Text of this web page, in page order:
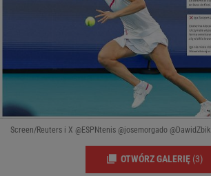
Screen/Reuters i X @ESPNtenis @josemorgado @DawidZbik
OTWÓRZ GALERIĘ (3)